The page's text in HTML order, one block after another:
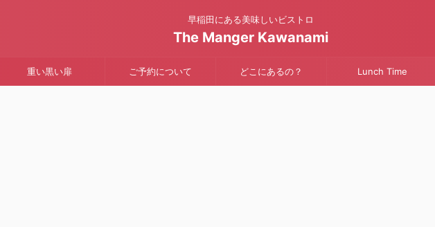
早稲田にある美味しいビストロ
The Manger Kawanami
重い黒い扉 ご予約について どこにあるの？ Lunch Time